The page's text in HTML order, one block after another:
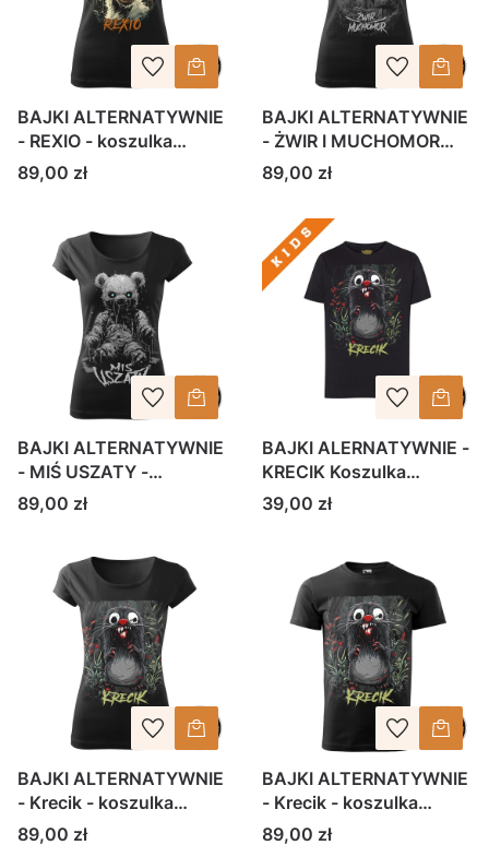
BAJKI ALTERNATYWNIE
- REXIO - koszulka
damska
Cena
89,00 zł
BAJKI ALTERNATYWNIE
- ŻWIR I MUCHOMOR
koszulka damska
Cena
89,00 zł
BAJKI ALTERNATYWNIE
- MIŚ USZATY -
koszulka damska
Cena
89,00 zł
BAJKI ALERNATYWNIE -
KRECIK Koszulka
dziecięca
Cena
39,00 zł
BAJKI ALTERNATYWNIE
- Krecik - koszulka
damska
Cena
89,00 zł
BAJKI ALTERNATYWNIE
- Krecik - koszulka
męska
Cena
89,00 zł